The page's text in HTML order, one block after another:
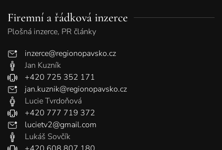
Firemní a řádková inzerce
Plošná inzerce, PR články
inzerce@regionopavsko.cz
Jan Kuzník
+420 725 352 171
jan.kuznik@regionopavsko.cz
Lucie Tvrdoňová
+420 777 719 372
lucietv2@gmail.com
Lukáš Sovčík